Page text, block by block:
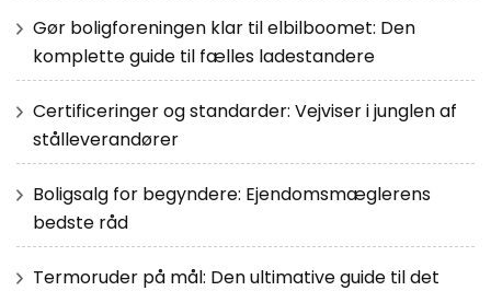
Gør boligforeningen klar til elbilboomet: Den
komplette guide til fælles ladestandere
Certificeringer og standarder: Vejviser i junglen af
stålleverandører
Boligsalg for begyndere: Ejendomsmæglerens
bedste råd
Termoruder på mål: Den ultimative guide til det